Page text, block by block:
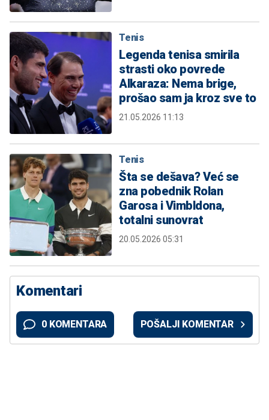
Tenis
Legenda tenisa smirila
strasti oko povrede
Alkaraza: Nema brige,
prošao sam ja kroz sve to
21.05.2026 11:13
Tenis
Šta se dešava? Već se
zna pobednik Rolan
Garosa i Vimbldona,
totalni sunovrat
20.05.2026 05:31
Komentari
0 KOMENTARA POŠALJI KOMENTAR